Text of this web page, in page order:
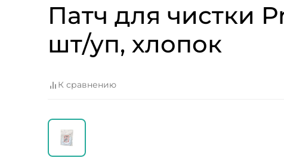
Патч для чистки
шт/уп, хлопок
К сравнению